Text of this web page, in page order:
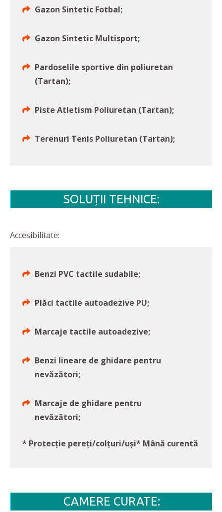
Gazon Sintetic Fotbal;
Gazon Sintetic Multisport;
Pardoselile sportive din poliuretan
(Tartan);
Piste Atletism Poliuretan (Tartan);
Terenuri Tenis Poliuretan (Tartan);
SOLUȚII TEHNICE:
Accesibilitate:
Benzi PVC tactile sudabile;
Plăci tactile autoadezive PU;
Marcaje tactile autoadezive;
Benzi lineare de ghidare pentru
nevăzători;
Marcaje de ghidare pentru
nevăzători;
* Protecție pereți/colţuri/uşi* Mână curentă
CAMERE CURATE: